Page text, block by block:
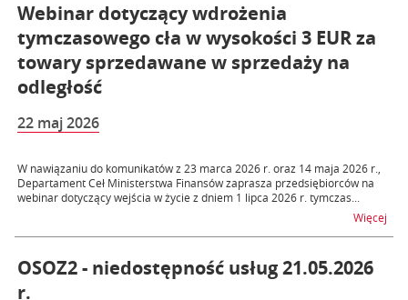
Webinar dotyczący wdrożenia
tymczasowego cła w wysokości 3 EUR za
towary sprzedawane w sprzedaży na
odległość
22 maj 2026
W nawiązaniu do komunikatów z 23 marca 2026 r. oraz 14 maja 2026 r.,
Departament Ceł Ministerstwa Finansów zaprasza przedsiębiorców na
webinar dotyczący wejścia w życie z dniem 1 lipca 2026 r. tymczas...
Więcej
OSOZ2 - niedostępność usług 21.05.2026
r.